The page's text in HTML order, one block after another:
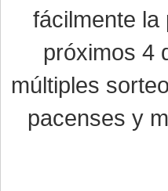
fácilmente la
próximos 4
múltiples
pacenses y